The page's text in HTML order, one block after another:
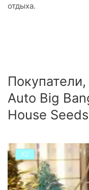
отдыха.
Auto Big
House
Х2